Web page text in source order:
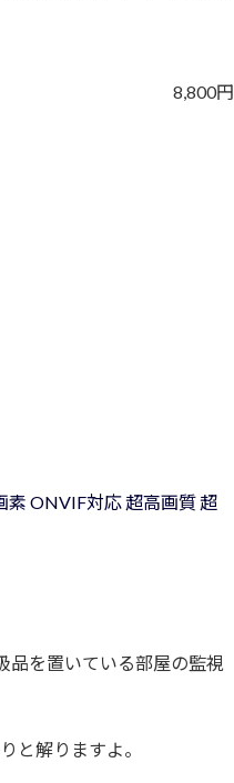
8,800円
素 ONVIF対応 超高画質 超
品を置いている部屋の監視
と解りますよ。